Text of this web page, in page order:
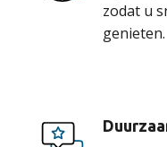
zodat u
genieten.